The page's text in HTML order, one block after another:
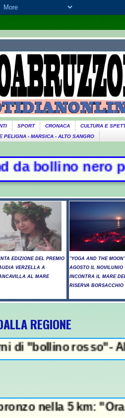
SPORT CRONACA
CULTURA E
PELIGNA - MARSICA - ALTO SANGRO
per
EDIZIONE DEL PREMIO
VERZELLA A
AL MARE
"YOGA AND THE
AGOSTO IL NOVILUNIO
INCONTRA IL MARE
RISERVA BORSACCHIO
REGIONE
rosso"-
5 km: "Ora ci
NEWS IN